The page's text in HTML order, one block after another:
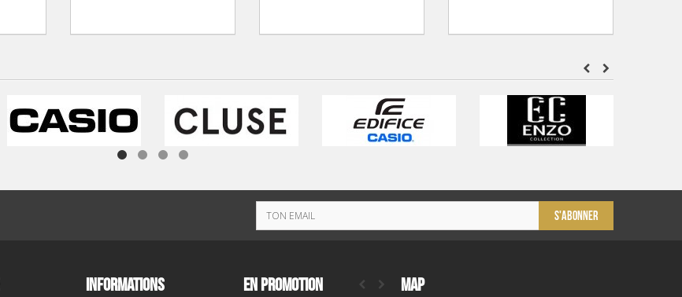
S'ABONNER
INFORMATIONS EN PROMOTION MAP